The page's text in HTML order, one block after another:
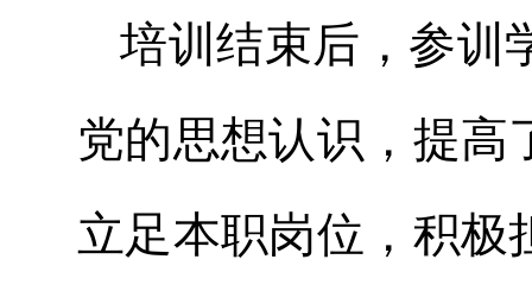
培训结束后，参训
党的思想认识，提高
立足本职岗位，积极